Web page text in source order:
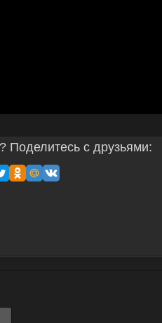
Поделитесь с друзьями: